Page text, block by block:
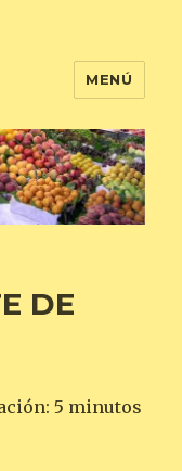
MENÚ
DE
5 minutos